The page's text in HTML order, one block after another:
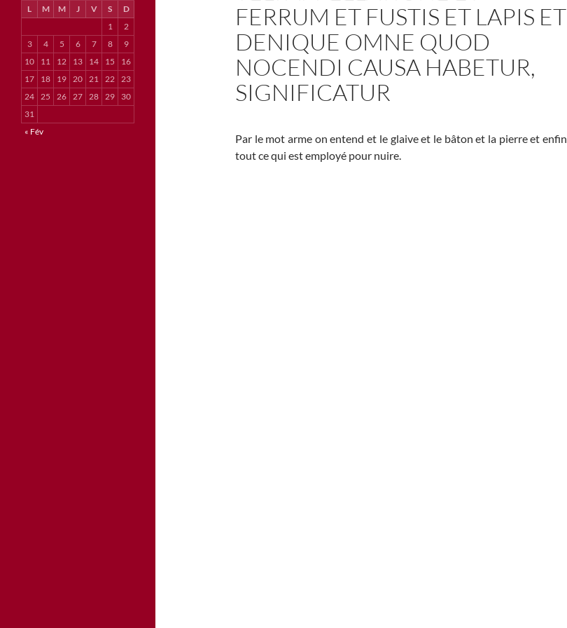
FERRUM ET FUSTIS ET LAPIS ET
DENIQUE OMNE QUOD
NOCENDI CAUSA HABETUR,
SIGNIFICATUR
Par le mot arme on entend et le glaive et le bâton et la pierre et enfin
tout ce qui est employé pour nuire.
L M M J V S
D
1
2
3
4 5 6 7 8
9
10
11 12 13 14 15
16
17
18 19 20 21 22 23
24 25 26 27 28 29
30
31
« Fév